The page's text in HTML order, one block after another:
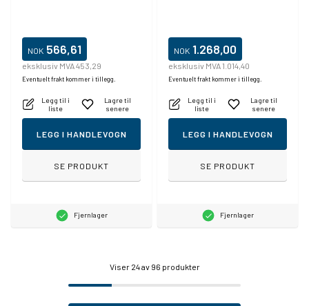
NOK 566,61
eksklusiv MVA 453,29
Eventuelt frakt kommer i tillegg.
Legg til i
liste
Lagre til
senere
LEGG I HANDLEVOGN
SE PRODUKT
Fjernlager
NOK 1.268,00
eksklusiv MVA 1.014,40
Eventuelt frakt kommer i tillegg.
Legg til i
liste
Lagre til
senere
LEGG I HANDLEVOGN
SE PRODUKT
Fjernlager
Viser 24av 96 produkter